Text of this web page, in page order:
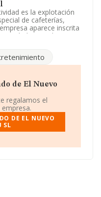
es la explotación
de cafeterías,
aparece inscrita
Limitada.
'Establecimientos de
Jacobinia núm. 28
de Madrid, Madrid.
sobre 66.566
a nivel nacional la
de euros y la
entre todas las
de Madrid, en la base
de El Nuevo
regalamos el
DE EL NUEVO
SL